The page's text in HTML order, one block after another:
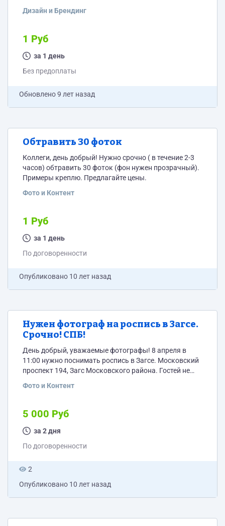
Дизайн и Брендинг
1 Руб
за 1 день
Без предоплаты
Обновлено9 лет назад
Обтравить 30 фоток
Коллеги, день добрый! Нужно срочно ( в течение 2-3
часов) обтравить 30 фоток (фон нужен прозрачный).
Примеры креплю. Предлагайте цены.
Фото и Контент
1 Руб
за 1 день
По договоренности
Опубликовано 10 лет назад
Нужен фотограф на роспись в Загсе.
Срочно! СПБ!
День добрый, уважаемые фотографы! 8 апреля в
11:00 нужно поснимать роспись в Загсе. Московский
проспект 194, Загс Московского района. Гостей не
Супер шика не нужно, простенько, но со вкусом :) По
получения фотографий. Готова выслушать
предложения. Всё обсуждаемо.
Фото и Контент
5 000 Руб
за 2 дня
По договоренности
2
Опубликовано 10 лет назад